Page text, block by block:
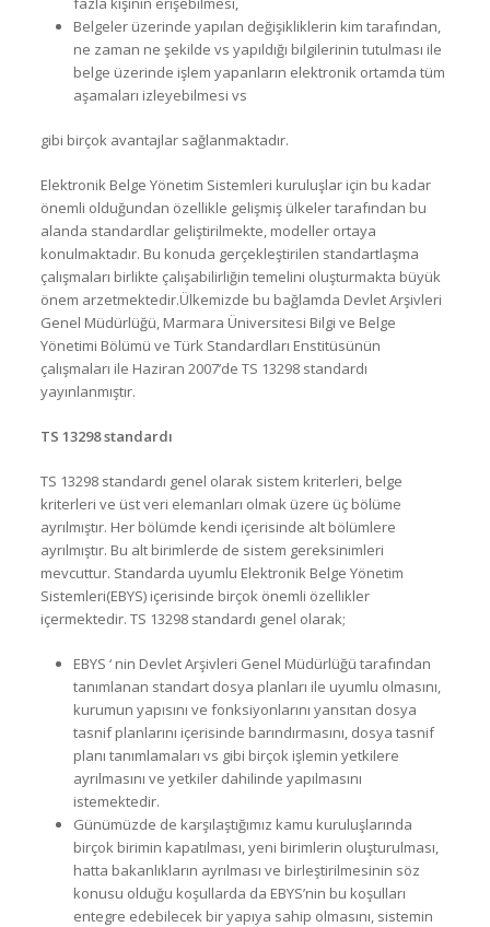
Belgeler üzerinde yapılan değişikliklerin kim tarafından,
ne zaman ne şekilde vs yapıldığı bilgilerinin tutulması ile
belge üzerinde işlem yapanların elektronik ortamda tüm
aşamaları izleyebilmesi vs
gibi birçok avantajlar sağlanmaktadır.
Elektronik Belge Yönetim Sistemleri kuruluşlar için bu kadar
önemli olduğundan özellikle gelişmiş ülkeler tarafından bu
alanda standardlar geliştirilmekte, modeller ortaya
konulmaktadır. Bu konuda gerçekleştirilen standartlaşma
çalışmaları birlikte çalışabilirliğin temelini oluşturmakta büyük
önem arzetmektedir.Ülkemizde bu bağlamda Devlet Arşivleri
Genel Müdürlüğü, Marmara Üniversitesi Bilgi ve Belge
Yönetimi Bölümü ve Türk Standardları Enstitüsünün
çalışmaları ile Haziran 2007’de TS 13298 standardı
yayınlanmıştır.
TS 13298 standardı
TS 13298 standardı genel olarak sistem kriterleri, belge
kriterleri ve üst veri elemanları olmak üzere üç bölüme
ayrılmıştır. Her bölümde kendi içerisinde alt bölümlere
ayrılmıştır. Bu alt birimlerde de sistem gereksinimleri
mevcuttur. Standarda uyumlu Elektronik Belge Yönetim
Sistemleri(EBYS) içerisinde birçok önemli özellikler
içermektedir. TS 13298 standardı genel olarak;
EBYS ‘ nin Devlet Arşivleri Genel Müdürlüğü tarafından
tanımlanan standart dosya planları ile uyumlu olmasını,
kurumun yapısını ve fonksiyonlarını yansıtan dosya
tasnif planlarını içerisinde barındırmasını, dosya tasnif
planı tanımlamaları vs gibi birçok işlemin yetkilere
ayrılmasını ve yetkiler dahilinde yapılmasını
istemektedir.
Günümüzde de karşılaştığımız kamu kuruluşlarında
birçok birimin kapatılması, yeni birimlerin oluşturulması,
hatta bakanlıkların ayrılması ve birleştirilmesinin söz
konusu olduğu koşullarda da EBYS’nin bu koşulları
entegre edebilecek bir yapıya sahip olmasını, sistemin